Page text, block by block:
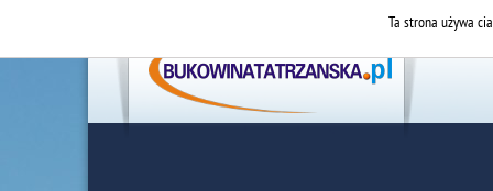
Ta strona używa